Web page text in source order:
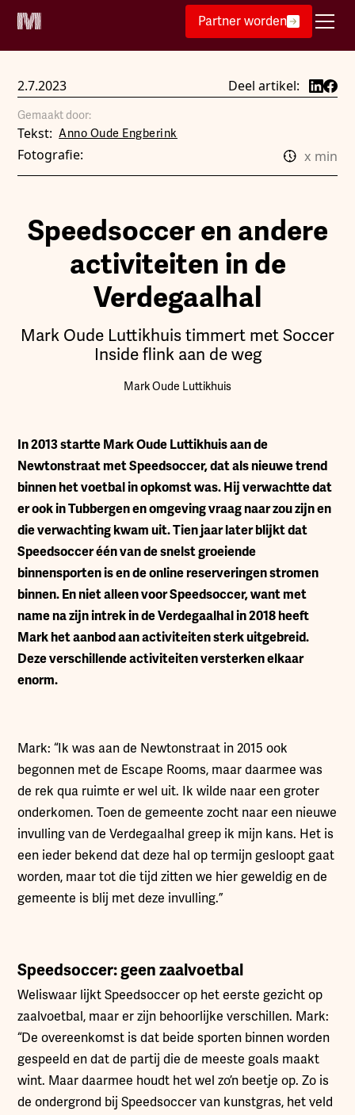
Partner worden
2.7.2023 Deel artikel:
Gemaakt door:
Tekst: Anno Oude Engberink
Fotografie: x min
Speedsoccer en andere
activiteiten in de
Verdegaalhal
Mark Oude Luttikhuis timmert met Soccer
Inside flink aan de weg
Mark Oude Luttikhuis
In 2013 startte Mark Oude Luttikhuis aan de
Newtonstraat met Speedsoccer, dat als nieuwe trend
binnen het voetbal in opkomst was. Hij verwachtte dat
er ook in Tubbergen en omgeving vraag naar zou zijn en
die verwachting kwam uit. Tien jaar later blijkt dat
Speedsoccer één van de snelst groeiende
binnensporten is en de online reserveringen stromen
binnen. En niet alleen voor Speedsoccer, want met
name na zijn intrek in de Verdegaalhal in 2018 heeft
Mark het aanbod aan activiteiten sterk uitgebreid.
Deze verschillende activiteiten versterken elkaar
enorm.
Mark: “Ik was aan de Newtonstraat in 2015 ook
begonnen met de Escape Rooms, maar daarmee was
de rek qua ruimte er wel uit. Ik wilde naar een groter
onderkomen. Toen de gemeente zocht naar een nieuwe
invulling van de Verdegaalhal greep ik mijn kans. Het is
een ieder bekend dat deze hal op termijn gesloopt gaat
worden, maar tot die tijd zitten we hier geweldig en de
gemeente is blij met deze invulling.”
Speedsoccer: geen zaalvoetbal
Weliswaar lijkt Speedsoccer op het eerste gezicht op
zaalvoetbal, maar er zijn behoorlijke verschillen. Mark:
“De overeenkomst is dat beide sporten binnen worden
gespeeld en dat de partij die de meeste goals maakt
wint. Maar daarmee houdt het wel zo’n beetje op. Zo is
de ondergrond bij Speedsoccer van kunstgras, het veld